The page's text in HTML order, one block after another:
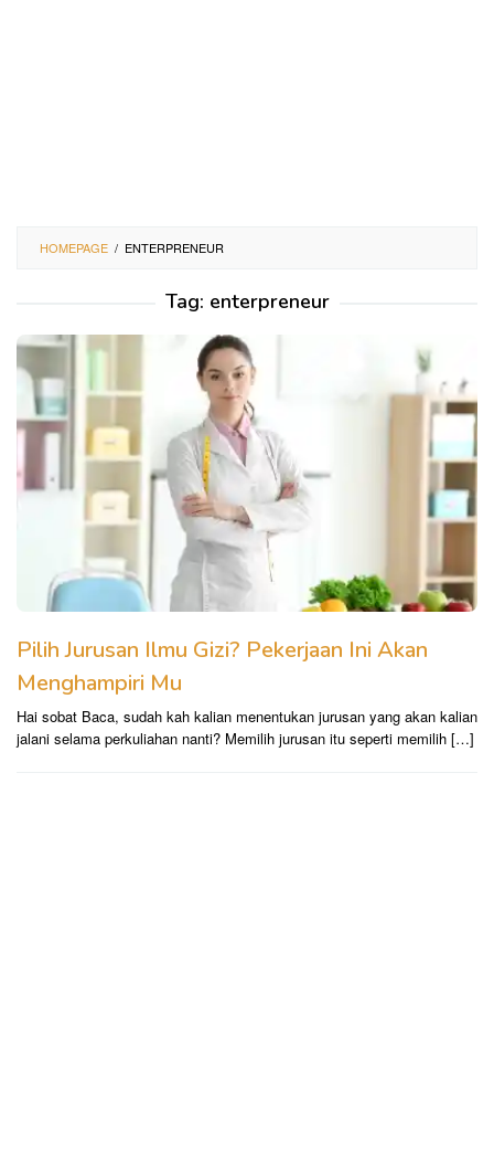
HOMEPAGE / ENTERPRENEUR
Tag: enterpreneur
Pilih Jurusan Ilmu Gizi? Pekerjaan Ini Akan
Menghampiri Mu
Hai sobat Baca, sudah kah kalian menentukan jurusan yang akan kalian
jalani selama perkuliahan nanti? Memilih jurusan itu seperti memilih […]